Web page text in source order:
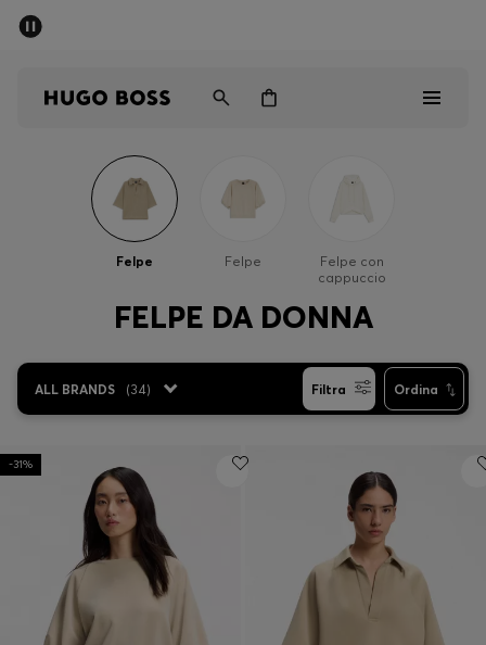
Regali
Accedi / Registrati
Preferito (
Articoli)
Felpe Felpe
Felpe con
cappuccio
FELPE DA DONNA
ALL BRANDS (34) Filtra Ordina
-31%